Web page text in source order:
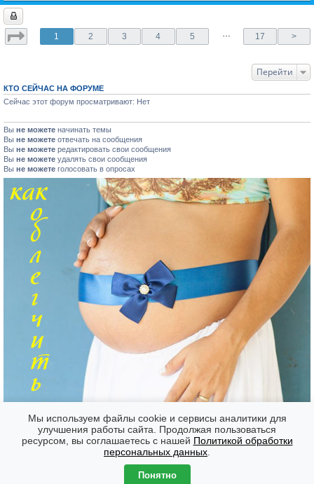
1 2 3 4 5 … 17 >
Перейти
КТО СЕЙЧАС НА ФОРУМЕ
Сейчас этот форум просматривают: Нет
Вы не можете начинать темы
Вы не можете отвечать на сообщения
Вы не можете редактировать свои сообщения
Вы не можете удалять свои сообщения
Вы не можете голосовать в опросах
Часовой пояс: GMT + 7
phpBB ® Forum Software © phpBB Limited
Мы используем файлы cookie и сервисы аналитики для
улучшения работы сайта. Продолжая пользоваться
ресурсом, вы соглашаетесь с нашей Политикой обработки
персональных данных
Понятно